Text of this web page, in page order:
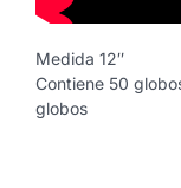
Medida 12″
Contiene 50
globos